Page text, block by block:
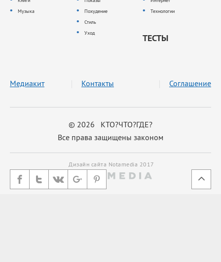
Музыка
Похудение
Стиль
Уход
Технологии
ТЕСТЫ
© 2026 КТО?ЧТО?ГДЕ?
Все права защищены законом
Медиакит Контакты Соглашение
Дизайн сайта Notamedia 2017